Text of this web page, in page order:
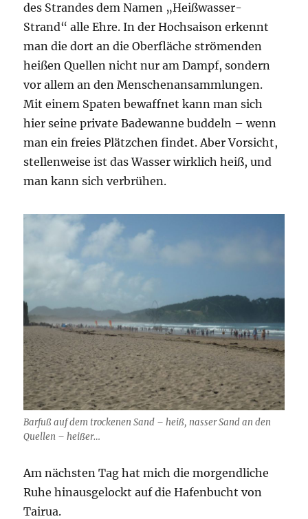
des Strandes dem Namen „Heißwasser-
Strand“ alle Ehre. In der Hochsaison erkennt
man die dort an die Oberfläche strömenden
heißen Quellen nicht nur am Dampf, sondern
vor allem an den Menschenansammlungen.
Mit einem Spaten bewaffnet kann man sich
hier seine private Badewanne buddeln – wenn
man ein freies Plätzchen findet. Aber Vorsicht,
stellenweise ist das Wasser wirklich heiß, und
man kann sich verbrühen.
Barfuß auf dem trockenen Sand – heiß, nasser Sand an den
Quellen – heißer…
Am nächsten Tag hat mich die morgendliche
Ruhe hinausgelockt auf die Hafenbucht von
Tairua.